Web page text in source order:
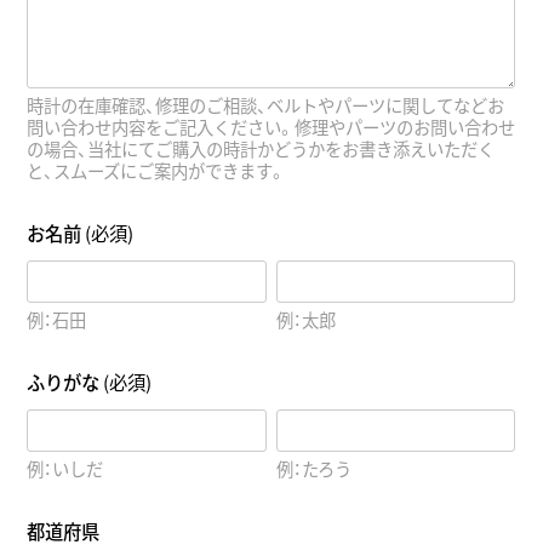
時計の在庫確認、修理のご相談、ベルトやパーツに関してなどお
問い合わせ内容をご記入ください。修理やパーツのお問い合わせ
の場合、当社にてご購入の時計かどうかをお書き添えいただく
と、スムーズにご案内ができます。
お名前(必須)
例：石田 例：太郎
ふりがな(必須)
例：いしだ 例：たろう
都道府県